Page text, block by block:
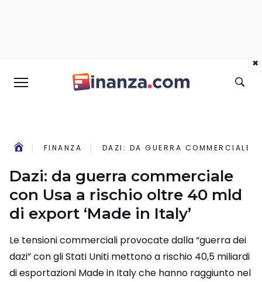
FINANZA DAZI: DA GUERRA COMMERCIALE
Dazi: da guerra commerciale
con Usa a rischio oltre 40 mld
di export ‘Made in Italy’
Le tensioni commerciali provocate dalla “guerra dei
dazi” con gli Stati Uniti mettono a rischio 40,5 miliardi
di esportazioni Made in Italy che hanno raggiunto nel
×